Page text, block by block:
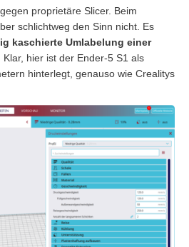
proprietäre Slicer. Beim
schlichtweg den Sinn nicht. Es
kaschierte Umlabelung einer
. Klar, hier ist der Ender-5 S1 als
hinterlegt, genauso wie Crealitys